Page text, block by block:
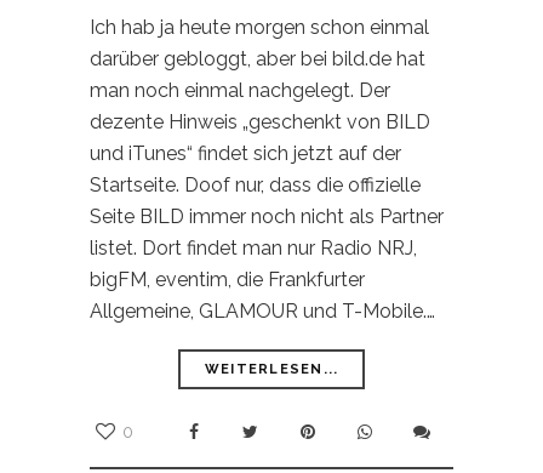
Ich hab ja heute morgen schon einmal
darüber gebloggt, aber bei bild.de hat
man noch einmal nachgelegt. Der
dezente Hinweis „geschenkt von BILD
und iTunes“ findet sich jetzt auf der
Startseite. Doof nur, dass die offizielle
Seite BILD immer noch nicht als Partner
listet. Dort findet man nur Radio NRJ,
bigFM, eventim, die Frankfurter
Allgemeine, GLAMOUR und T-Mobile.…
WEITERLESEN...
0